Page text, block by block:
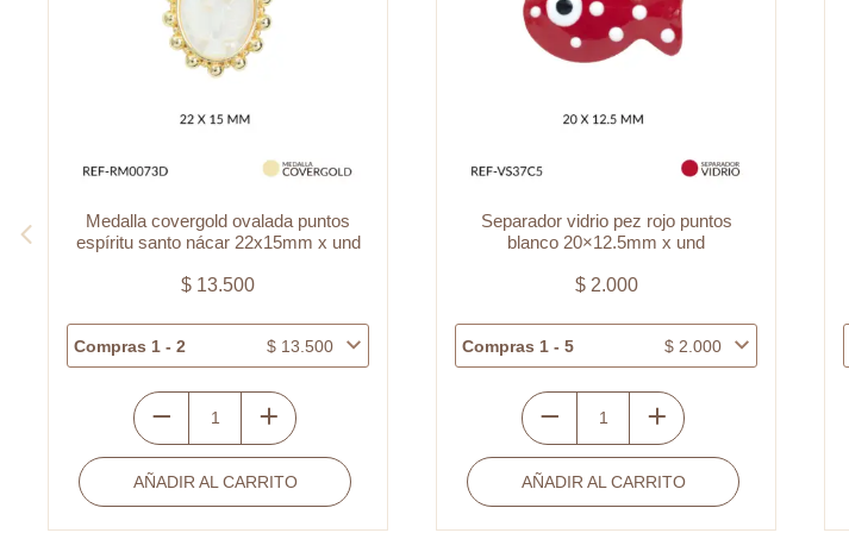
Medalla covergold ovalada puntos
espíritu santo nácar 22x15mm x und
$ 13.500
Compras 1 - 2 $ 13.500
Medalla
covergold
ovalada
AÑADIR AL CARRITO
Separador vidrio pez rojo puntos
blanco 20×12.5mm x und
$2.000
Compras 1 - 5 $ 2.000
Separador
vidrio
pez
AÑADIR AL CARRITO